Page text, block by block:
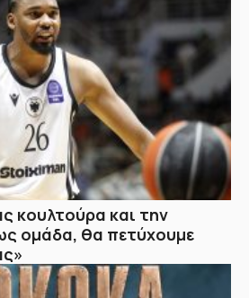
κουλτούρα και την
ομάδα, θα πετύχουμε